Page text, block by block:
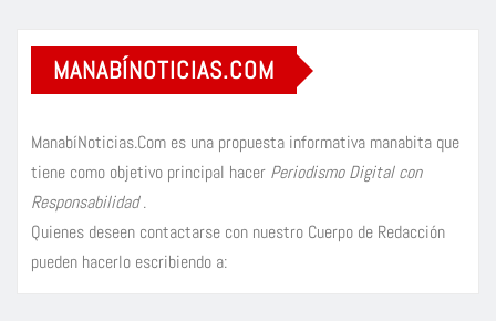
MANABÍNOTICIAS.COM
ManabíNoticias.Com es una propuesta informativa manabita que
tiene como objetivo principal hacer Periodismo Digital con
Responsabilidad.
Quienes deseen contactarse con nuestro Cuerpo de Redacción
pueden hacerlo escribiendo a: